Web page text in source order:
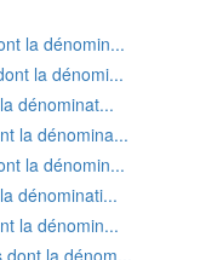
la dénomin...
la dénomi...
dénominat...
la dénomina...
la dénomin...
dénominati...
la dénomin...